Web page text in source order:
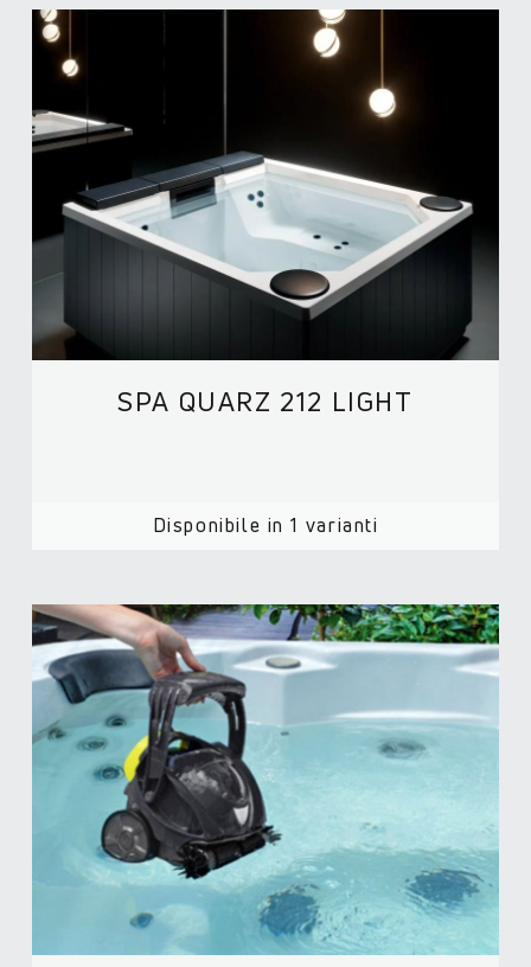
SPA QUARZ 212 LIGHT
Disponibile in 1 varianti